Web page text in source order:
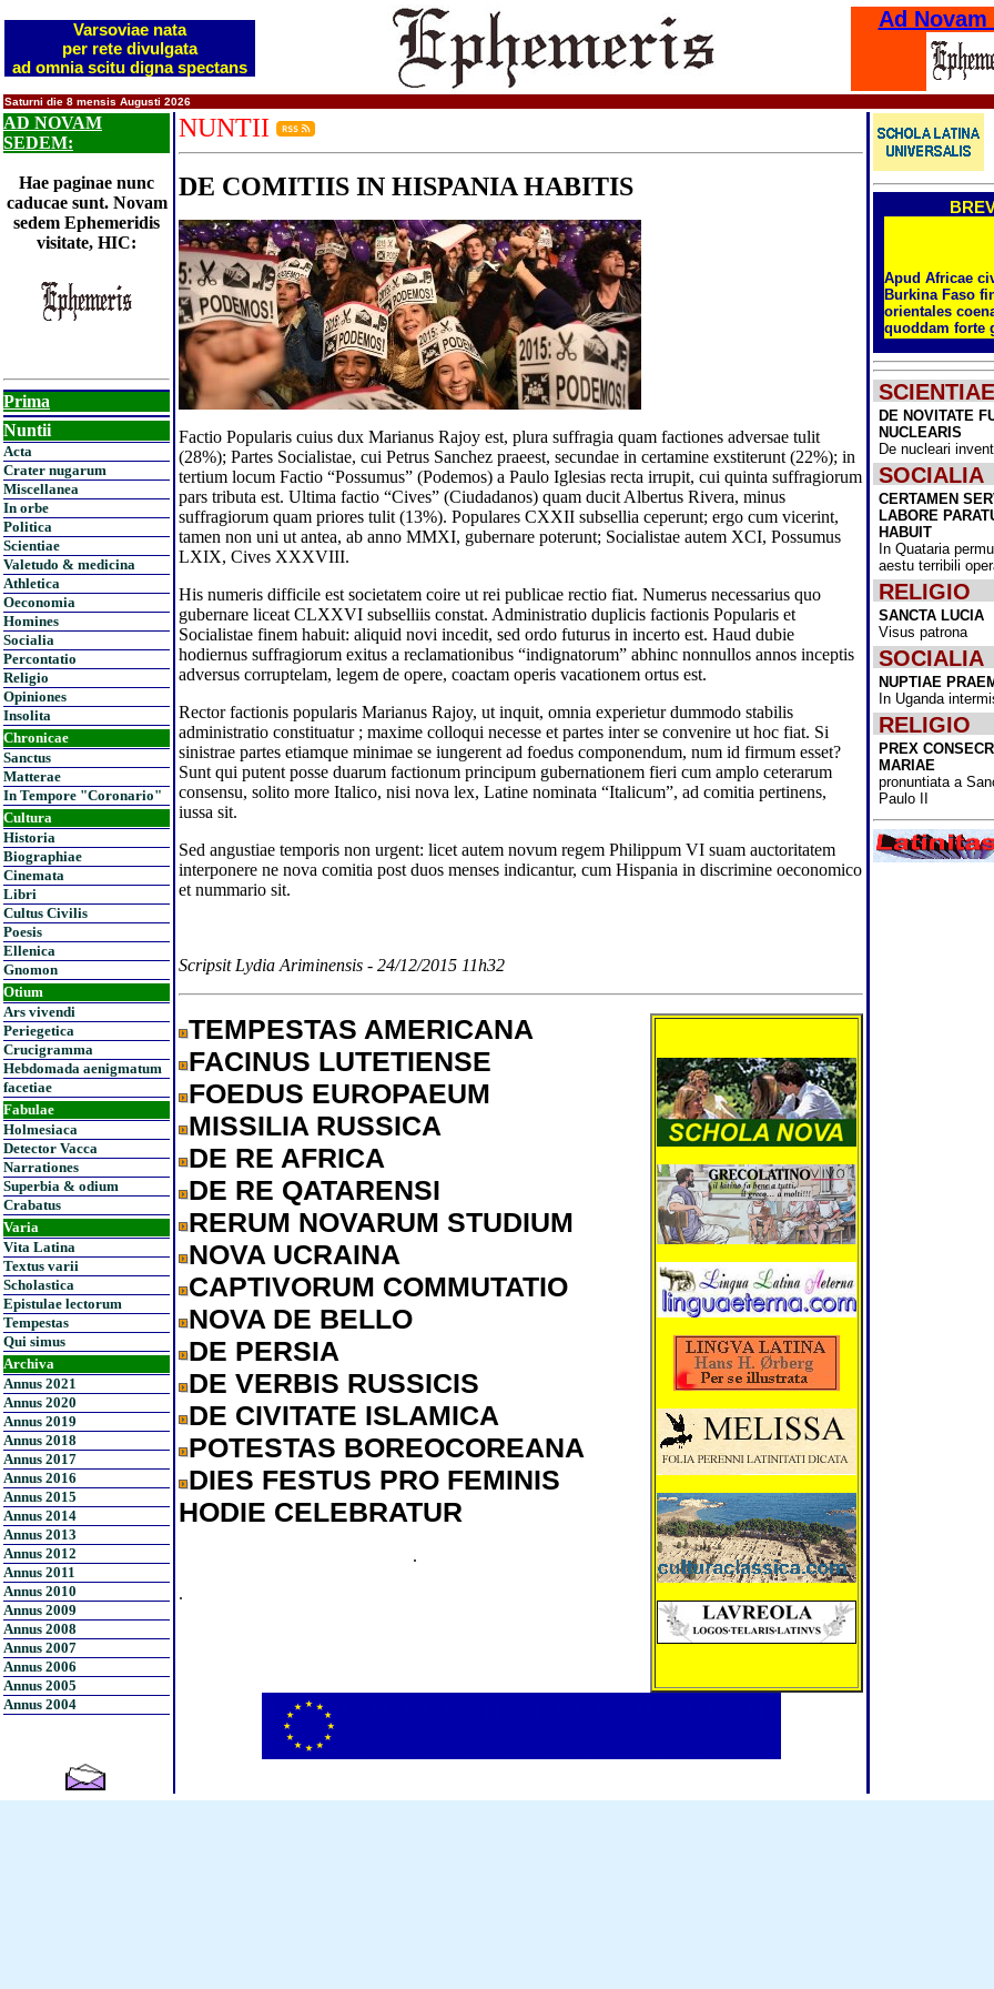
Varsoviae nata
per rete divulgata
ad omnia scitu digna spectans
Ad Novam
Saturni die 8 mensis Augusti 2026
AD NOVAM
SEDEM:
Hae paginae nunc
caducae sunt. Novam
sedem Ephemeridis
visitate, HIC:
Prima
Nuntii
Acta
Crater nugarum
Miscellanea
In orbe
Politica
Scientiae
Valetudo & medicina
Athletica
Oeconomia
Homines
Socialia
Percontatio
Religio
Opiniones
Insolita
Chronicae
Sanctus
Matterae
In Tempore "Coronario"
Cultura
Historia
Biographiae
Cinemata
Libri
Cultus Civilis
Poesis
Ellenica
Gnomon
Otium
Ars vivendi
Periegetica
Crucigramma
Hebdomada aenigmatum
facetiae
Fabulae
Holmesiaca
Detector Vacca
Narrationes
Superbia & odium
Crabatus
Varia
Vita Latina
Textus varii
Scholastica
Epistulae lectorum
Tempestas
Qui simus
Archiva
Annus 2021
Annus 2020
Annus 2019
Annus 2018
Annus 2017
Annus 2016
Annus 2015
Annus 2014
Annus 2013
Annus 2012
Annus 2011
Annus 2010
Annus 2009
Annus 2008
Annus 2007
Annus 2006
Annus 2005
Annus 2004
NUNTII
DE COMITIIS IN HISPANIA HABITIS
Factio Popularis cuius dux Marianus Rajoy est, plura suffragia quam factiones adversae tulit
(28%); Partes Socialistae, cui Petrus Sanchez praeest, secundae in certamine exstiterunt (22%); in
tertium locum Factio “Possumus” (Podemos) a Paulo Iglesias recta irrupit, cui quinta suffragiorum
pars tributa est. Ultima factio “Cives” (Ciudadanos) quam ducit Albertus Rivera, minus
suffragiorum quam priores tulit (13%). Populares CXXII subsellia ceperunt; ergo cum vicerint,
tamen non uni ut antea, ab anno MMXI, gubernare poterunt; Socialistae autem XCI, Possumus
LXIX, Cives XXXVIII.
His numeris difficile est societatem coire ut rei publicae rectio fiat. Numerus necessarius quo
gubernare liceat CLXXVI subselliis constat. Administratio duplicis factionis Popularis et
Socialistae finem habuit: aliquid novi incedit, sed ordo futurus in incerto est. Haud dubie
hodiernus suffragiorum exitus a reclamationibus “indignatorum” abhinc nonnullos annos inceptis
adversus corruptelam, legem de opere, coactam operis vacationem ortus est.
Rector factionis popularis Marianus Rajoy, ut inquit, omnia experietur dummodo stabilis
administratio constituatur ; maxime colloqui necesse et partes inter se convenire ut hoc fiat. Si
sinistrae partes etiamque minimae se iungerent ad foedus componendum, num id firmum esset?
Sunt qui putent posse duarum factionum principum gubernationem fieri cum amplo ceterarum
consensu, solito more Italico, nisi nova lex, Latine nominata “Italicum”, ad comitia pertinens,
iussa sit.
Sed angustiae temporis non urgent: licet autem novum regem Philippum VI suam auctoritatem
interponere ne nova comitia post duos menses indicantur, cum Hispania in discrimine oeconomico
et nummario sit.
Scripsit Lydia Ariminensis - 24/12/2015 11h32
TEMPESTAS AMERICANA
FACINUS LUTETIENSE
FOEDUS EUROPAEUM
MISSILIA RUSSICA
DE RE AFRICA
DE RE QATARENSI
RERUM NOVARUM STUDIUM
NOVA UCRAINA
CAPTIVORUM COMMUTATIO
NOVA DE BELLO
DE PERSIA
DE VERBIS RUSSICIS
DE CIVITATE ISLAMICA
POTESTAS BOREOCOREANA
DIES FESTUS PRO FEMINIS
HODIE CELEBRATUR
.
.
Apud Africae
Burkina Faso
orientales
quoddam forte
ignivomum
qui vero per
terroristas ibi
videtur, hodie
homines ideo
displosione
quinqueque
computantur.
Laetissimum
Nativitatis
lectoribus
ominamur!
Cum ante
dimidium
potestatem
obtinuissent,
extemplo
esse coeperunt,
cum de
institutionibus
Acta diurna
News"
consilium,
Bactrianarum
accessus ad
"usque ad
intermittetur.
Ipse partis
SCIENTIAE
DE NOVITATE
NUCLEARIS
De nucleari
SOCIALIA
CERTAMEN
LABORE
HABUIT
In Quataria
aestu terribili
RELIGIO
SANCTA LUCIA
Visus patrona
SOCIALIA
NUPTIAE
In Uganda
RELIGIO
PREX
MARIAE
pronuntiata a
Paulo II